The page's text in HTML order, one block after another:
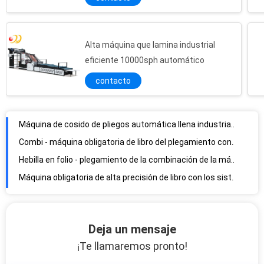
Alta máquina que lamina industrial
eficiente 10000sph automático
contacto
Pegamento eléctrico del lado de la máquina obligatoria de libro de tapa dura para los libros del alto grado
Hebilla en folio - plegamiento de la combinación de la máquina obligatoria de libro del cuchillo
Máquina obligatoria termal de libro del cuchillo del control eléctrico con el sistema de control del PLC
Máquinas plegables de papel automáticas con fotoeléctrico de alta precisión
Perforadora multi del libro del eje de las tarjetas con control de programa
Etiqueta hidráulica de la botella del animal doméstico que quita la máquina con control de programa
Deja un mensaje
¡Te llamaremos pronto!